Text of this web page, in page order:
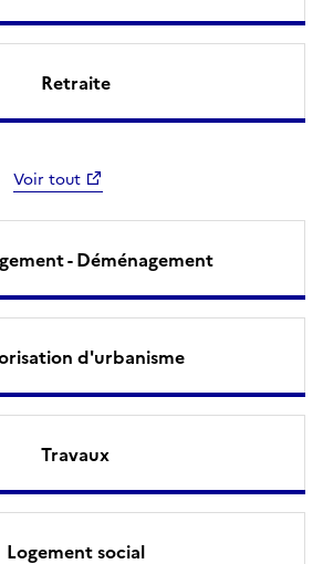
Retraite
Voir tout
- Déménagement
d'urbanisme
Travaux
Logement social